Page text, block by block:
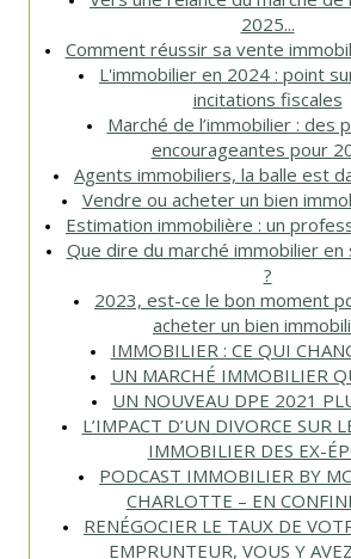
2025...
Comment réussir sa vente
L'immobilier en 2024 : point
incitations fiscales
Marché de l’immobilier : des
encourageantes pour
Agents immobiliers, la balle est
Vendre ou acheter un bien
Estimation immobilière : un
Que dire du marché immobilier
?
2023, est-ce le bon moment
acheter un bien
IMMOBILIER : CE QUI
UN MARCHÉ IMMOBILIER
UN NOUVEAU DPE 2021
L’IMPACT D’UN DIVORCE SUR
IMMOBILIER DES EX-
PODCAST IMMOBILIER BY
CHARLOTTE – EN
RENÉGOCIER LE TAUX DE
EMPRUNTEUR, VOUS Y